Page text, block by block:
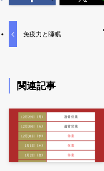
免疫力と睡眠
関連記事